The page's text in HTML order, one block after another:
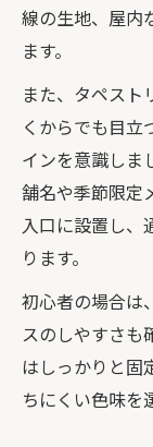
線の生地、屋内
ます。
また、タペスト
くからでも目立
インを意識しま
舗名や季節限定
入口に設置し、
ります。
初心者の場合は
スのしやすさも
はしっかりと固
ちにくい色味を